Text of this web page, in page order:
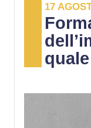
con un
i quali
17